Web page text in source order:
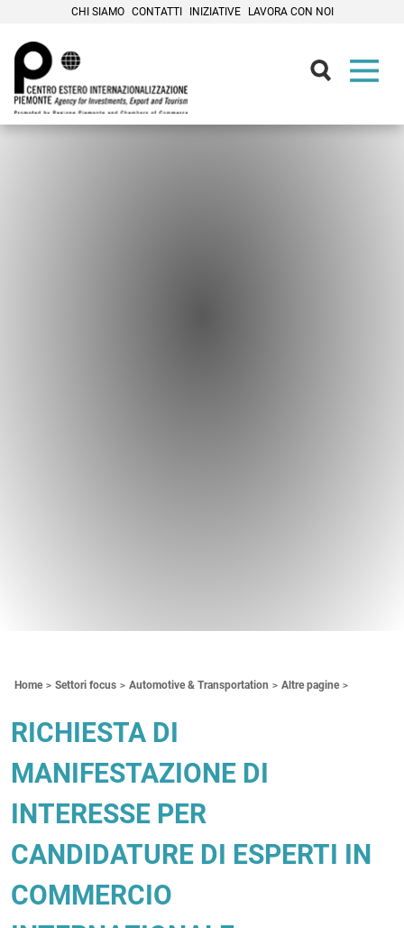
CHI SIAMO CONTATTI INIZIATIVE LAVORA CON NOI
Contenuti Principali
Home Settori focus Automotive & Transportation Altre pagine
RICHIESTA DI
MANIFESTAZIONE DI
INTERESSE PER
CANDIDATURE DI ESPERTI IN
COMMERCIO